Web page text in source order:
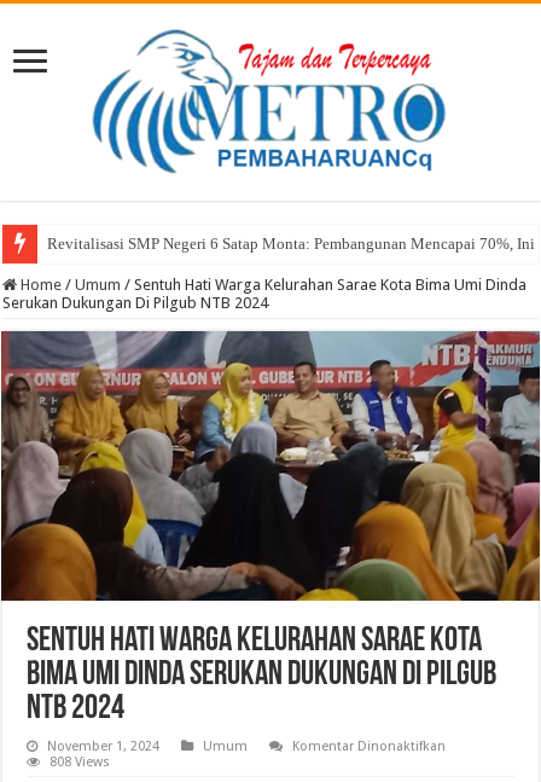
Revitalisasi SMP Negeri 6 Satap Monta: Pembangunan Mencapai 70%,
Sekda Abul: Pelantikan adalah Pengakuan Kompetensi
Home / Umum / Sentuh Hati Warga Kelurahan Sarae Kota Bima Umi Dinda
Serukan Dukungan Di Pilgub NTB 2024
Sentuh Hati Warga Kelurahan Sarae Kota
Bima Umi Dinda Serukan Dukungan Di Pilgub
NTB 2024
November 1, 2024 Umum Komentar Dinonaktifkan
808 Views